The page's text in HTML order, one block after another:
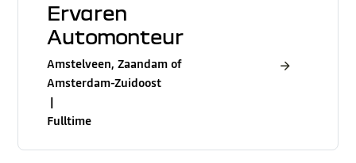
Ervaren
Automonteur
Amstelveen, Zaandam of
Amsterdam-Zuidoost
|
Fulltime